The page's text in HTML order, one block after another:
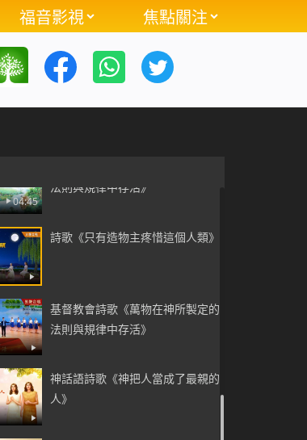
福音影視 焦點關注
09:22
基督教詩歌《神的真實與可愛》
04:45
法則與規律中存活》
詩歌《只有造物主疼惜這個人類》
基督教會詩歌《萬物在神所製定的
法則與規律中存活》
神話語詩歌《神把人當成了最親的
人》